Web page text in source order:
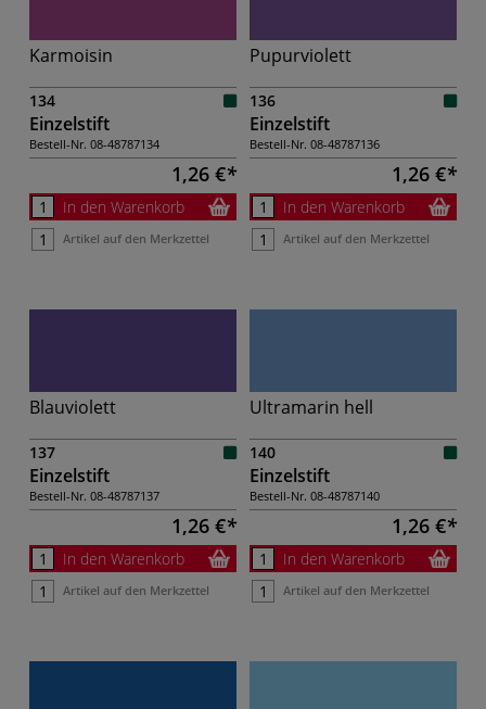
Karmoisin
134
Einzelstift
Bestell-Nr. 08-48787134
1,26 €
In den Warenkorb
Artikel auf den Merkzettel
Pupurviolett
136
Einzelstift
Bestell-Nr. 08-48787136
1,26 €
In den Warenkorb
Artikel auf den Merkzettel
Blauviolett
137
Einzelstift
Bestell-Nr. 08-48787137
1,26 €
In den Warenkorb
Artikel auf den Merkzettel
Ultramarin hell
140
Einzelstift
Bestell-Nr. 08-48787140
1,26 €
In den Warenkorb
Artikel auf den Merkzettel